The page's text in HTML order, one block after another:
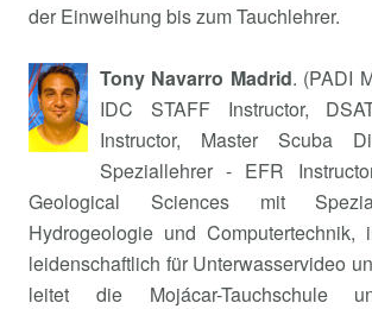
der Einweihung bis zum Tauchlehrer.
Tony Navarro Madrid. (PADI
IDC STAFF Instructor,
Instructor, Master Scuba
Speziallehrer - EFR
Geological Sciences mit
Hydrogeologie und Computertechnik,
leidenschaftlich für Unterwasservideo
leitet die Mojácar-Tauchschule